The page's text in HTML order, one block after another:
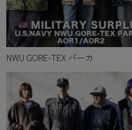
NWU GORE-TEX パーカ